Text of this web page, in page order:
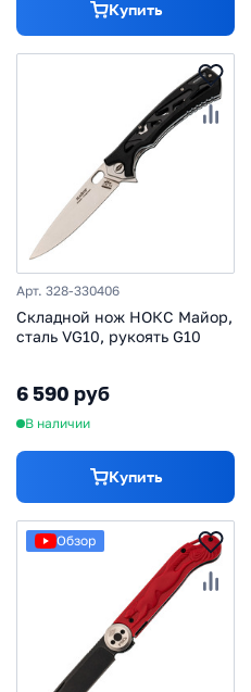
Купить
Арт. 328-330406
Складной нож НОКС Майор,
сталь VG10, рукоять G10
6 590 руб
В наличии
Купить
Обзор